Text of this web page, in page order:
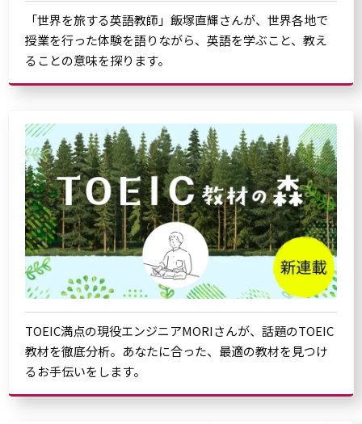
「世界を旅する英語教師」飯塚直輝さんが、世界各地で
授業を行った体験を語りながら、英語を学ぶこと、教え
ることの意味を探ります。
TOEIC満点の現役エンジニアMORIさんが、話題のTOEIC
教材を徹底分析。あなたに合った、最適の教材を見つけ
るお手伝いをします。